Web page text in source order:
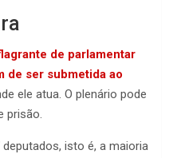
de parlamentar
de ser submetida ao
ele atua. O plenário pode
prisão.
isto é, a maioria